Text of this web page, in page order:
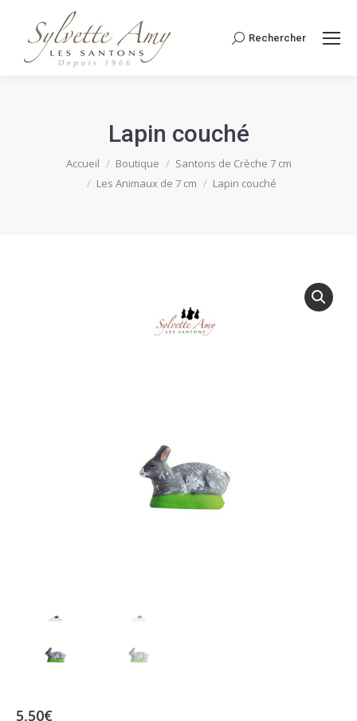
Recherche
Rechercher
Lapin couché
Vous êtes ici :
Accueil Boutique
Santons de Crèche 7 cm
Les Animaux de 7 cm
Lapin couché
5,50€